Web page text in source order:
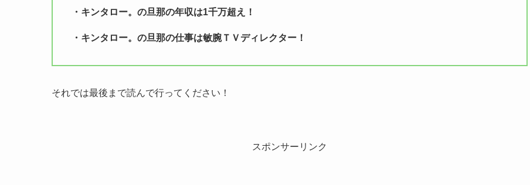
・キンタロー。の旦那の年収は1千万超え！
・キンタロー。の旦那の仕事は敏腕ＴＶディレクター！
それでは最後まで読んで行ってください！
スポンサーリンク